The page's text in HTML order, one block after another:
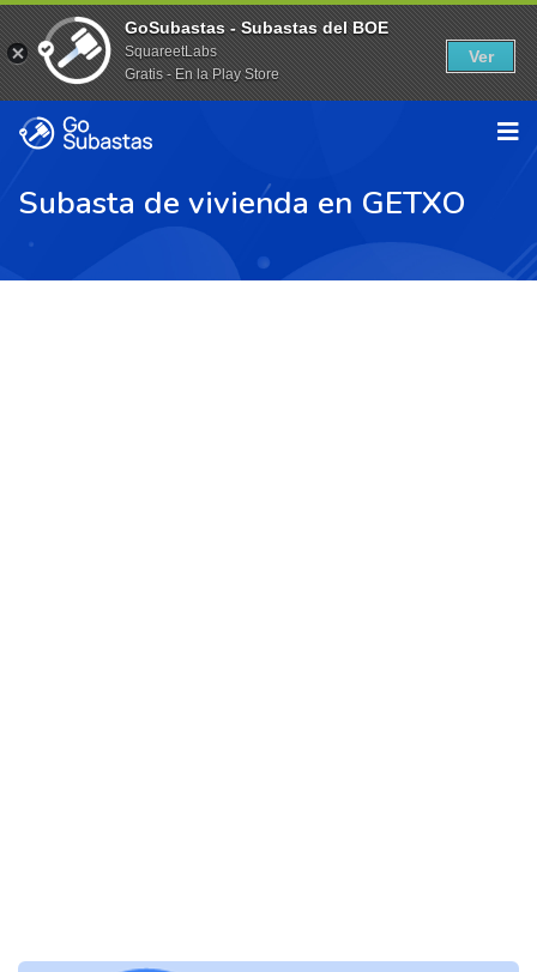
Subasta de vivienda en GETXO
GoSubastas - Subastas del BOE
SquareetLabs
Gratis - En la Play Store
Ver